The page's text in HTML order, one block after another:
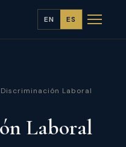
EN ES
Laboral
Laboral